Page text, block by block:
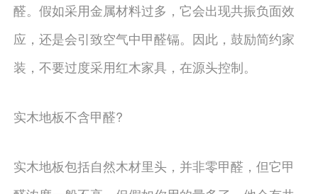
醛。假如采用金属材料过多，它会出现共振负面效
应，还是会引致空气中甲醛镉。因此，鼓励简约家
装，不要过度采用红木家具，在源头控制。
实木地板不含甲醛?
实木地板包括自然木材里头，并非零甲醛，但它甲